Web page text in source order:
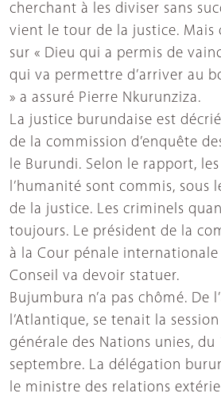
cherchant à les diviser sans
vient le tour de la justice. Mais
sur « Dieu qui a permis de
qui va permettre d’arriver au
» a assuré Pierre Nkurunziza.
La justice burundaise est
de la commission d’enquête
le Burundi. Selon le rapport,
l’humanité sont commis, sous
de la justice. Les criminels
toujours. Le président de la
à la Cour pénale internationale
Conseil va devoir statuer.
Bujumbura n’a pas chômé. De
l’Atlantique, se tenait la session
générale des Nations unies, du
septembre. La délégation
le ministre des relations